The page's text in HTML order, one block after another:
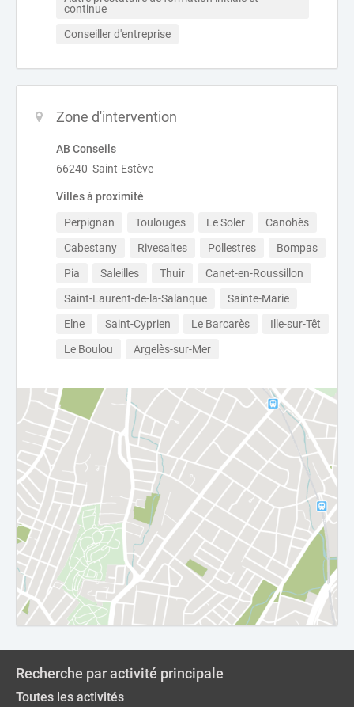
continue
Conseiller d'entreprise
Zone d'intervention
AB Conseils
66240 Saint-Estève
Villes à proximité
Perpignan Toulouges Le Soler
Canohès
Cabestany
Rivesaltes Pollestres
Bompas
Pia
Saleilles Thuir
Canet-en-Roussillon
Saint-Laurent-de-la-Salanque
Sainte-Marie
Elne
Saint-Cyprien Le Barcarès
Ille-sur-Têt
Le Boulou
Argelès-sur-Mer
Recherche par activité principale
Toutes les activités